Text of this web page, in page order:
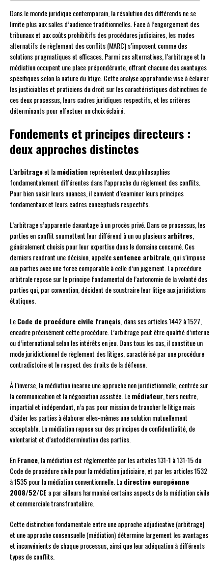
Dans le monde juridique contemporain, la résolution des différends ne se
limite plus aux salles d’audience traditionnelles. Face à l’engorgement des
tribunaux et aux coûts prohibitifs des procédures judiciaires, les modes
alternatifs de règlement des conflits (MARC) s’imposent comme des
solutions pragmatiques et efficaces. Parmi ces alternatives, l’arbitrage et la
médiation occupent une place prépondérante, offrant chacune des avantages
spécifiques selon la nature du litige. Cette analyse approfondie vise à éclairer
les justiciables et praticiens du droit sur les caractéristiques distinctives de
ces deux processus, leurs cadres juridiques respectifs, et les critères
déterminants pour effectuer un choix éclairé.
Fondements et principes directeurs :
deux approches distinctes
L’arbitrageet lamédiation représentent deux philosophies
fondamentalement différentes dans l’approche du règlement des conflits.
Pour bien saisir leurs nuances, il convient d’examiner leurs principes
fondamentaux et leurs cadres conceptuels respectifs.
L’arbitrage s’apparente davantage à un procès privé. Dans ce processus, les
parties en conflit soumettent leur différend à un ou plusieursarbitres
généralement choisis pour leur expertise dans le domaine concerné. Ces
derniers rendront une décision, appeléesentence arbitrale , qui s’impose
aux parties avec une force comparable à celle d’un jugement. La procédure
arbitrale repose sur le principe fondamental de l’autonomie de la volonté des
parties qui, par convention, décident de soustraire leur litige aux juridictions
étatiques.
LeCode de procédure civile français , dans ses articles 1442 à 1527,
encadre précisément cette procédure. L’arbitrage peut être qualifié d’interne
ou d’international selon les intérêts en jeu. Dans tous les cas, il constitue un
mode juridictionnel de règlement des litiges, caractérisé par une procédure
contradictoire et le respect des droits de la défense.
À l’inverse, la médiation incarne une approche non juridictionnelle, centrée sur
la communication et la négociation assistée. Lemédiateur , tiers neutre,
impartial et indépendant, n’a pas pour mission de trancher le litige mais
d’aider les parties à élaborer elles-mêmes une solution mutuellement
acceptable. La médiation repose sur des principes de confidentialité, de
volontariat et d’autodétermination des parties.
EnFrance , la médiation est réglementée par les articles 131-1 à 131-15 du
Code de procédure civile pour la médiation judiciaire, et par les articles 1532
à 1535 pour la médiation conventionnelle. Ladirective européenne
2008/52/CE a par ailleurs harmonisé certains aspects de la médiation civile
et commerciale transfrontalière.
Cette distinction fondamentale entre une approche adjudicative (arbitrage)
et une approche consensuelle (médiation) détermine largement les avantages
et inconvénients de chaque processus, ainsi que leur adéquation à différents
types de conflits.